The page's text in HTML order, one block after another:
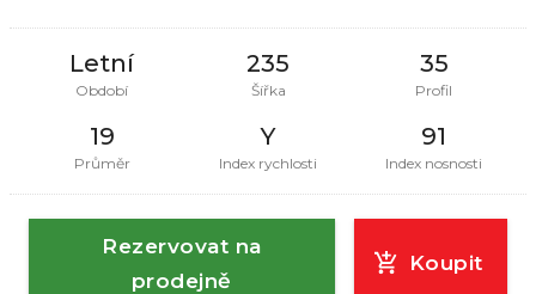
Letní
Období
235
Šířka
35
Profil
19
Průměr
Y
Index rychlosti
91
Index nosnosti
Rezervovat na
prodejně
Koupit